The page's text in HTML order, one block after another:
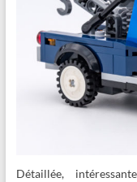
Détaillée,